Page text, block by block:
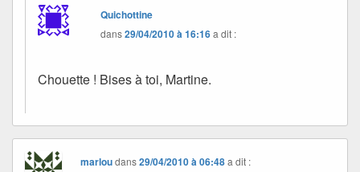
Quichottine
dans29/04/2010 à 16:16a dit :
Chouette ! Bises à toi, Martine.
marloudans29/04/2010 à 06:48 a dit :